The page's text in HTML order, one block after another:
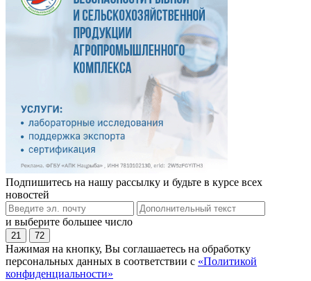
Подпишитесь на нашу рассылку и будьте в курсе всех
новостей
и выберите большее число
21 72
Нажимая на кнопку, Вы соглашаетесь на обработку
персональных данных в соответствии с «Политикой
конфиденциальности»